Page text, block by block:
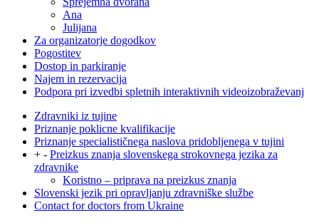
Ana
Julijana
Za organizatorje dogodkov
Pogostitev
Dostop in parkiranje
Najem in rezervacija
Podpora pri izvedbi spletnih interaktivnih videoizobraževanj
Zdravniki iz tujine
Priznanje poklicne kvalifikacije
Priznanje specialističnega naslova pridobljenega v tujini
+ - Preizkus znanja slovenskega strokovnega jezika za
zdravnike
Koristno – priprava na preizkus znanja
Slovenski jezik pri opravljanju zdravniške službe
Contact for doctors from Ukraine